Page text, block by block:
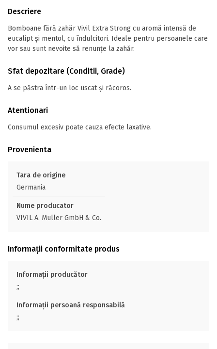
Descriere
Bomboane fără zahăr Vivil Extra Strong cu aromă intensă de
eucalipt și mentol, cu îndulcitori. Ideale pentru persoanele care
vor sau sunt nevoite să renunțe la zahăr.
Sfat depozitare (Conditii, Grade)
A se păstra într-un loc uscat și răcoros.
Atentionari
Consumul excesiv poate cauza efecte laxative.
Provenienta
Tara de origine
Germania
Nume producator
VIVIL A. Müller GmbH & Co.
Informații conformitate produs
Informații producător
;;
Informații persoană responsabilă
;;